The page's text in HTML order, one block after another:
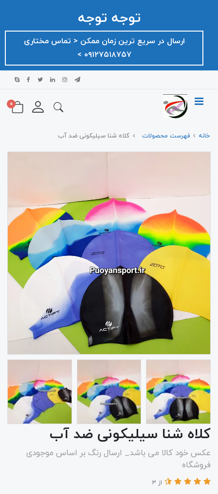
توجه توجه
ارسال در سریع ترین زمان ممکن ‌< تماس مختاری
۰۹۱۲۷۵۱۸۷۵۷ >
0
خانه فهرست محصولات کلاه شنا سیلیکونی ضد آب
کلاه شنا سیلیکونی ضد آب
عکس خود کالا می باشد_ ارسال رنگ بر اساس موجودی
فروشگاه
از 3